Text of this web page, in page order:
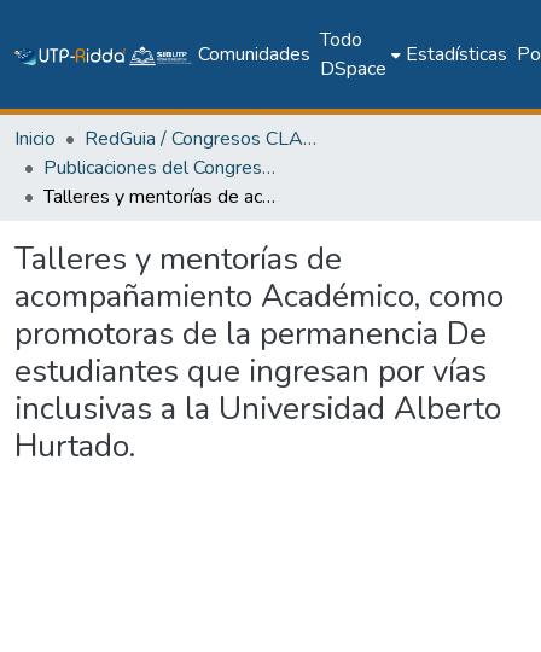
Comunidades
Todo
DSpace
Estadísticas
Inicio
RedGuia / Congresos CLABES
Publicaciones del Congreso Internacional CLABES
Talleres y mentorías de acompañamiento Académico, como promotoras de la permanencia De estudiantes que ingresan por vías inclusivas a la Universidad Alberto Hurtado.
Talleres y mentorías de
acompañamiento Académico, como
promotoras de la permanencia De
estudiantes que ingresan por vías
inclusivas a la Universidad Alberto
Hurtado.